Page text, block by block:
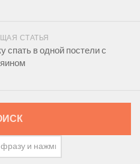
СТАТЬЯ
спать в одной постели с